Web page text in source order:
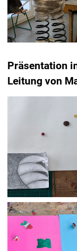
Präsentation
Leitung von